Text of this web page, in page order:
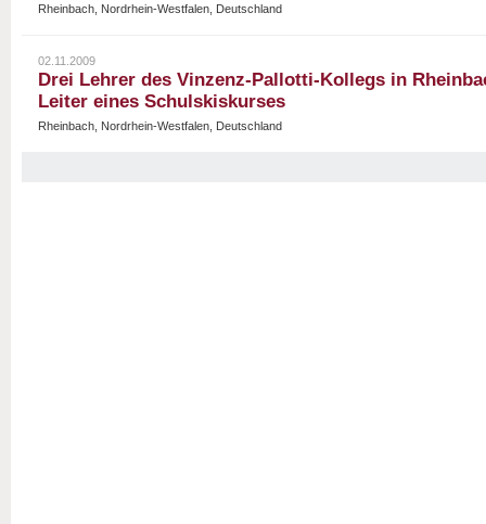
Rheinbach, Nordrhein-Westfalen, Deutschland
02.11.2009
Drei Lehrer des Vinzenz-Pallotti-Kollegs in
Leiter eines Schulskiskurses
Rheinbach, Nordrhein-Westfalen, Deutschland